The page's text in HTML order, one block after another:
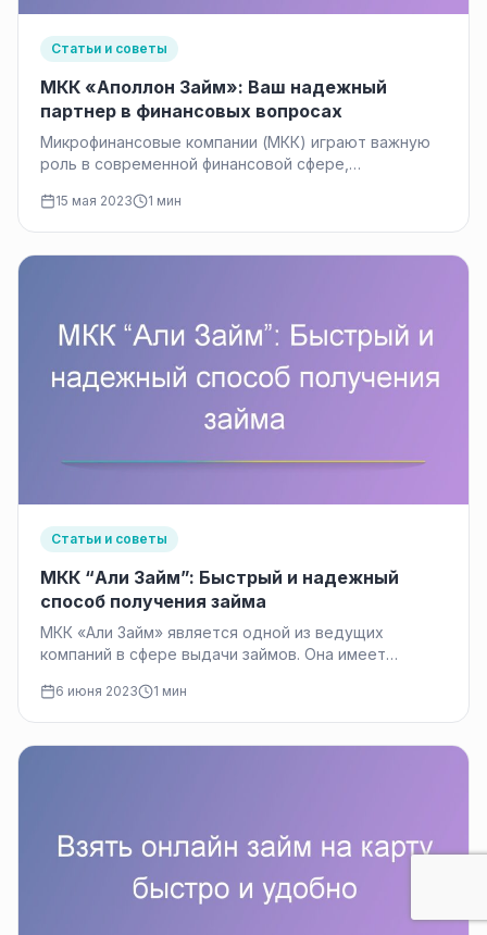
Статьи и советы
МКК «Аполлон Займ»: Ваш надежный
партнер в финансовых вопросах
Микрофинансовые компании (МКК) играют важную
роль в современной финансовой сфере,
решения для множества…
15 мая 2023 1 мин
Статьи и советы
МКК “Али Займ”: Быстрый и надежный
способ получения займа
МКК «Али Займ» является одной из ведущих
компаний в сфере выдачи займов. Она имеет
6 июня 2023 1 мин